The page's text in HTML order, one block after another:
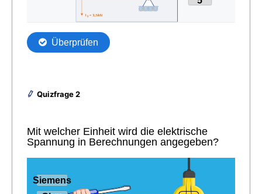
Quizfrage 2